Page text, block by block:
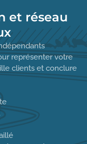
et réseau
représenter votre
clients et conclure